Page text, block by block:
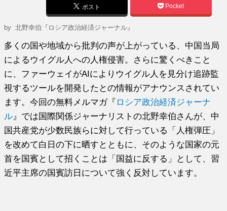
ポスト Pocket
by北野幸伯『ロシア政治経済ジャーナル』
多くの国や地域から批判の声が上がっている、中国当局
によるウイグル人への人権侵害。さらに驚くべきこと
に、ファーウェイがAIによりウイグル人を見分け追跡監
視するツールを開発したとの情報がアナウンスされてい
ます。今回の無料メルマガ『 ロシア政治経済ジャーナ
ル 』では国際関係ジャーナリストの北野幸伯さんが、中
国共産党が少数民族らに対して行っている「人権弾圧」
を改めて白日の下に晒すとともに、そのような国家の元
首を国賓として招くことは「国益に反する」として、習
近平主席の国賓訪日について強く反対しています。